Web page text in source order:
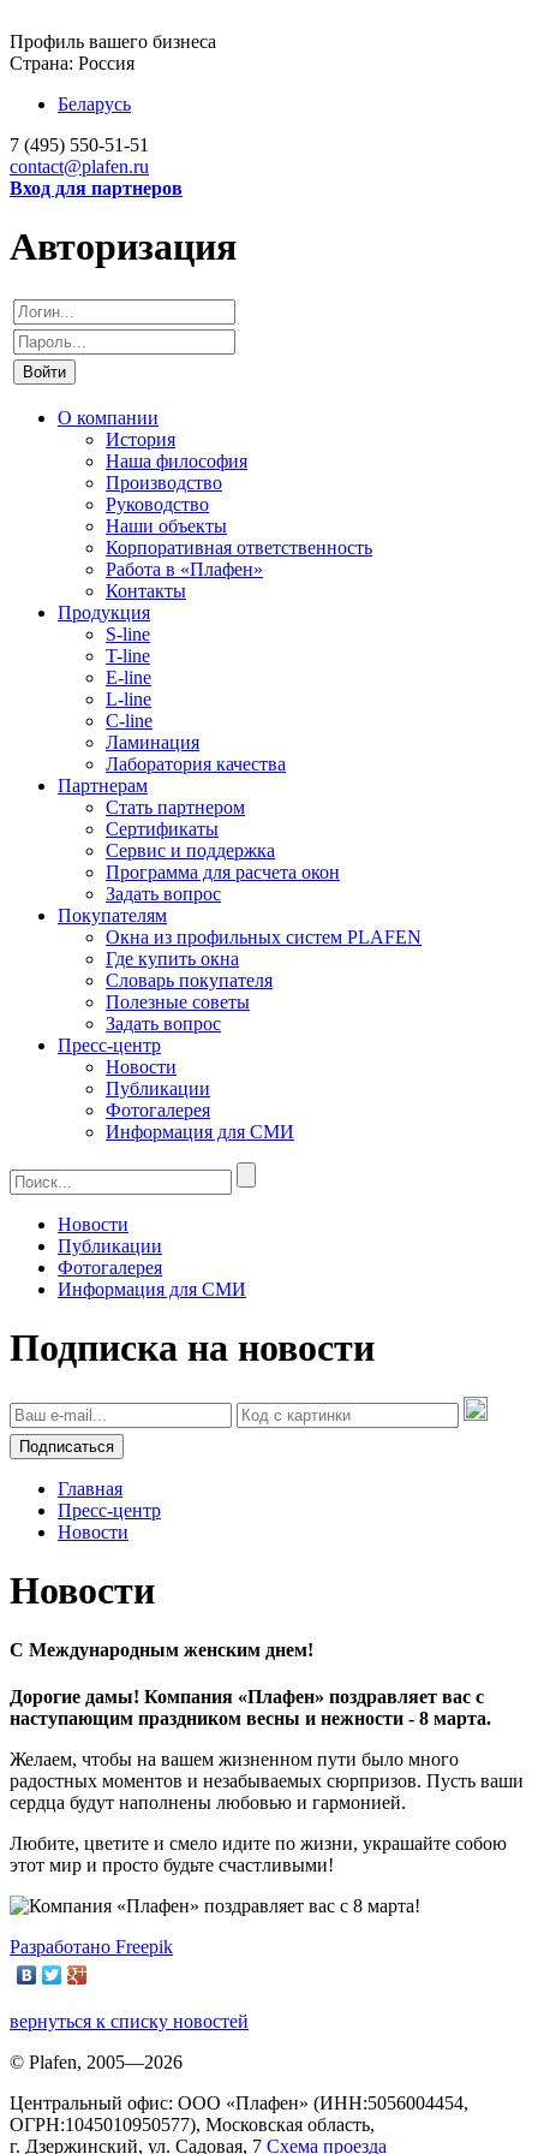
Профиль вашего бизнеса
Страна: Россия
Беларусь
7 (495) 550-51-51
contact@plafen.ru
Вход для партнеров
Авторизация
Войти
О компании
История
Наша философия
Производство
Руководство
Наши объекты
Корпоративная ответственность
Работа в «Плафен»
Контакты
Продукция
S-line
T-line
E-line
L-line
C-line
Ламинация
Лаборатория качества
Партнерам
Стать партнером
Сертификаты
Сервис и поддержка
Программа для расчета окон
Задать вопрос
Покупателям
Окна из профильных систем PLAFEN
Где купить окна
Словарь покупателя
Полезные советы
Задать вопрос
Пресс-центр
Новости
Публикации
Фотогалерея
Информация для СМИ
Новости
Публикации
Фотогалерея
Информация для СМИ
Подписка на новости
Подписаться
Главная
Пресс-центр
Новости
Новости
С Международным женским днем!
Дорогие дамы! Компания «Плафен» поздравляет вас с
наступающим праздником весны и нежности - 8 марта.
Желаем, чтобы на вашем жизненном пути было много
радостных моментов и незабываемых сюрпризов. Пусть ваши
сердца будут наполнены любовью и гармонией.
Любите, цветите и смело идите по жизни, украшайте собою
этот мир и просто будьте счастливыми!
Разработано Freepik
вернуться к списку новостей
© Plafen, 2005—2026
Центральный офис: ООО «Плафен» (ИНН:5056004454,
ОГРН:1045010950577), Московская область,
г. Дзержинский, ул. Садовая, 7 Схема проезда